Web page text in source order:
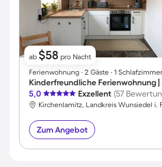
ab $58 pro Nacht
Ferienwohnung ∙ 2 Gäste ∙ 1 Schlafzimmer
5,0
Exzellent (57
Zum Angebot